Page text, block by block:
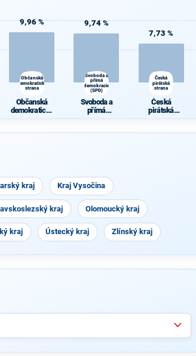
9,96 %
Občanská
demokratická
strana
Občanská
demokratická
9,74 %
Svoboda a
přímá
demokracie
(SPD)
Svoboda a
přímá
7,73 %
Česká
pirátská
strana
Česká
pirátská
strana
kraj Kraj Vysočina
kraj Olomoucký kraj
kraj Ústecký kraj Zlínský kraj